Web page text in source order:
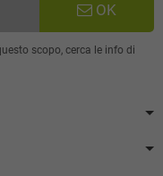
OK
scopo, cerca le info di